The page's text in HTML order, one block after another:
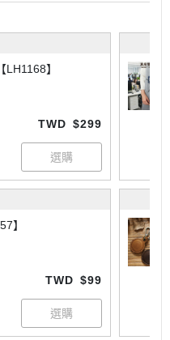
】
TWD $299
】
TWD $99